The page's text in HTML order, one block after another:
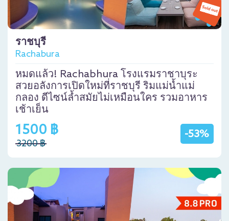
ราชบุรี
Rachabura
หมดแล้ว! Rachabhura โรงแรมราชาบุระ
สวยอลังการเปิดใหม่ที่ราชบุรี ริมแม่น้ำแม่
กลอง ดีไซน์ล้ำสมัยไม่เหมือนใคร รวมอาหาร
เช้าเย็น
-53%
1500 ฿
3200 ฿